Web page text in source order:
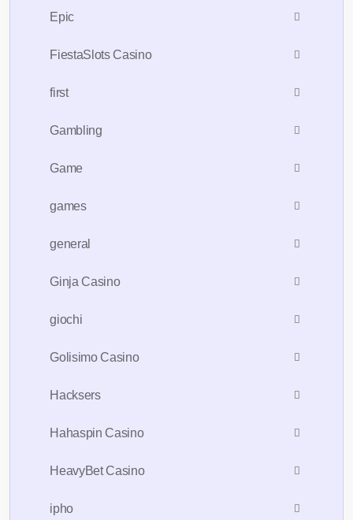
Epic
FiestaSlots Casino
first
Gambling
Game
games
general
Ginja Casino
giochi
Golisimo Casino
Hacksers
Hahaspin Casino
HeavyBet Casino
ipho